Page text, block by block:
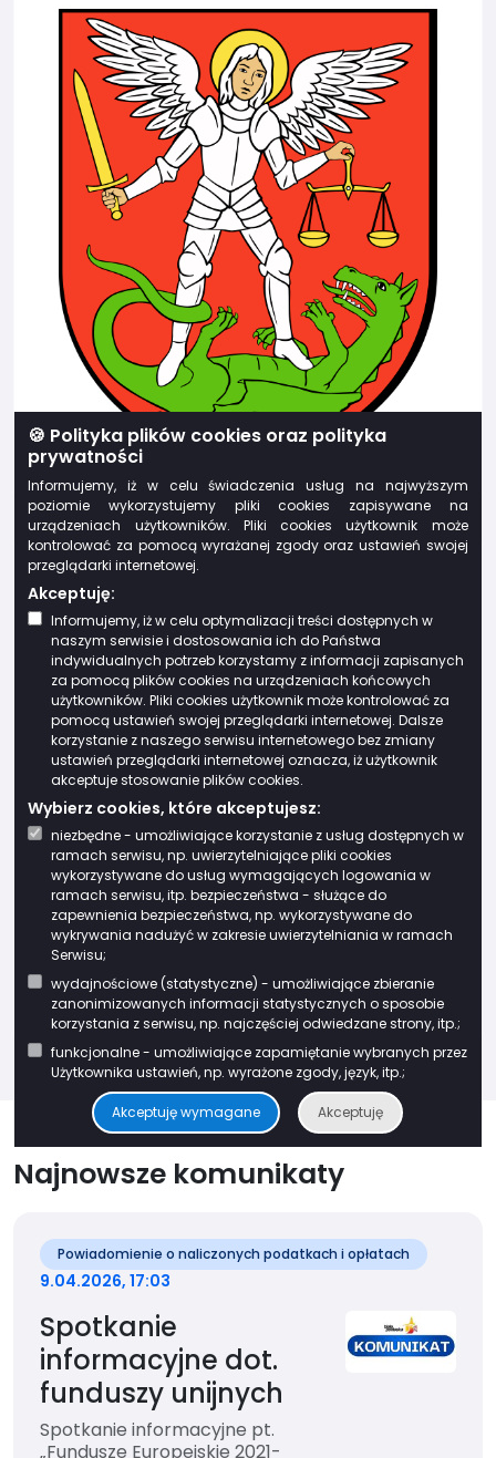
🍪 Polityka plików cookies oraz polityka
prywatności
Informujemy, iż w celu świadczenia usług na najwyższym
poziomie wykorzystujemy pliki cookies zapisywane na
urządzeniach użytkowników. Pliki cookies użytkownik może
kontrolować za pomocą wyrażanej zgody oraz ustawień swojej
przeglądarki internetowej.
Akceptuję:
Informujemy, iż w celu optymalizacji treści dostępnych w
naszym serwisie i dostosowania ich do Państwa
indywidualnych potrzeb korzystamy z informacji zapisanych
za pomocą plików cookies na urządzeniach końcowych
użytkowników. Pliki cookies użytkownik może kontrolować za
pomocą ustawień swojej przeglądarki internetowej. Dalsze
korzystanie z naszego serwisu internetowego bez zmiany
ustawień przeglądarki internetowej oznacza, iż użytkownik
akceptuje stosowanie plików cookies.
Wybierz cookies, które akceptujesz:
niezbędne - umożliwiające korzystanie z usług dostępnych w
ramach serwisu, np. uwierzytelniające pliki cookies
wykorzystywane do usług wymagających logowania w
ramach serwisu, itp. bezpieczeństwa - służące do
zapewnienia bezpieczeństwa, np. wykorzystywane do
wykrywania nadużyć w zakresie uwierzytelniania w ramach
Serwisu;
wydajnościowe (statystyczne) - umożliwiające zbieranie
zanonimizowanych informacji statystycznych o sposobie
korzystania z serwisu, np. najczęściej odwiedzane strony, itp.;
funkcjonalne - umożliwiające zapamiętanie wybranych przez
Użytkownika ustawień, np. wyrażone zgody, język, itp.;
Akceptuję wymagane Akceptuję
Miejski Ośrodek Pomocy Społecznej
Najnowsze komunikaty
Powiadomienie o naliczonych podatkach i opłatach
9.04.2026, 17:03
Spotkanie
informacyjne dot.
funduszy unijnych
Spotkanie informacyjne pt.
„Fundusze Europejskie 2021-